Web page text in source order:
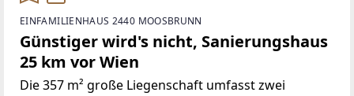
EINFAMILIENHAUS 2440 MOOSBRUNN
Günstiger wird's nicht, Sanierungshaus
25 km vor Wien
Die 357 m² große Liegenschaft umfasst zwei